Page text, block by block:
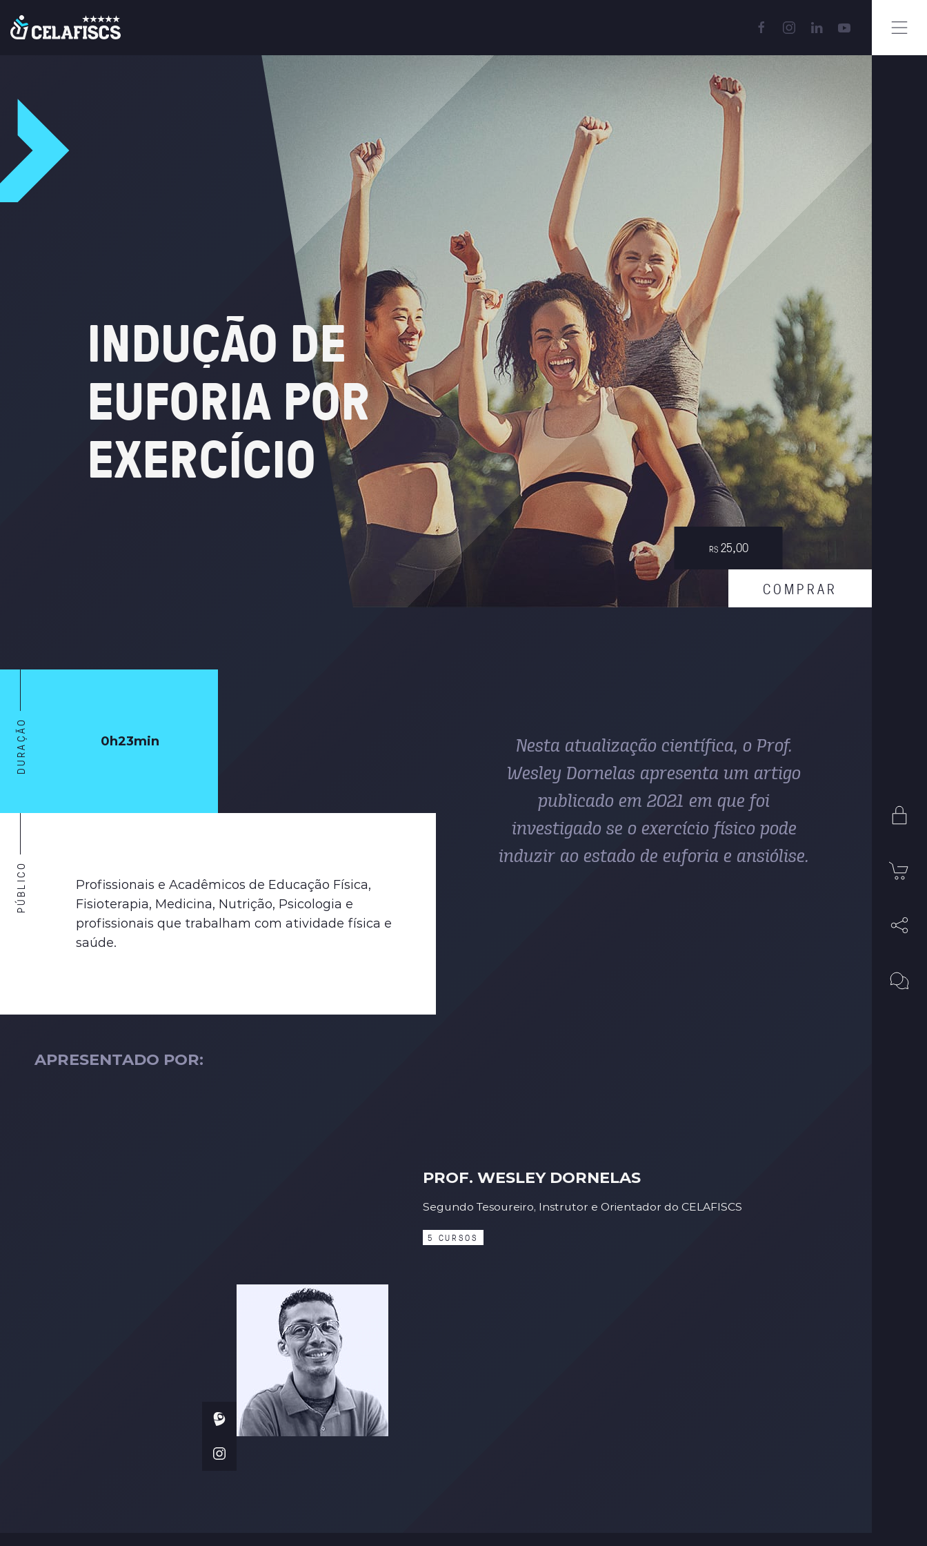
INDUÇÃO DE
EUFORIA POR
EXERCÍCIO
R$ 25,00
CO M P RAR
DURAÇÃO 0h23min
PÚBLICO
Profissionais e Acadêmicos de Educação Física,
Fisioterapia, Medicina, Nutrição, Psicologia e
profissionais que trabalham com atividade física e
saúde.
Nesta atualização científica, o Prof.
Wesley Dornelas apresenta um artigo
publicado em 2021 em que foi
investigado se o exercício físico pode
induzir ao estado de euforia e ansiólise.
APRESENTADO POR:
PROF. WESLEY DORNELAS
Segundo Tesoureiro, Instrutor e Orientador do CELAFISCS
5 CUR SOS